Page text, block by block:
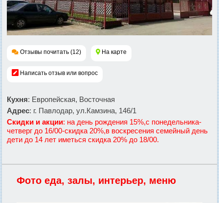
Отзывы почитать (12) На карте
Написать отзыв или вопрос
Кухня: Европейская, Восточная
Адрес: г. Павлодар, ул.Камзина, 146/1
Скидки и акции: на день рождения 15%,с понедельника-
четверг до 16/00-скидка 20%,в воскресения семейный день
дети до 14 лет иметься скидка 20% до 18/00.
Фото еда, залы, интерьер, меню